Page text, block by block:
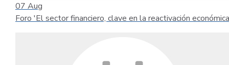
07 Aug
Foro 'El sector financiero, clave en la reactivación